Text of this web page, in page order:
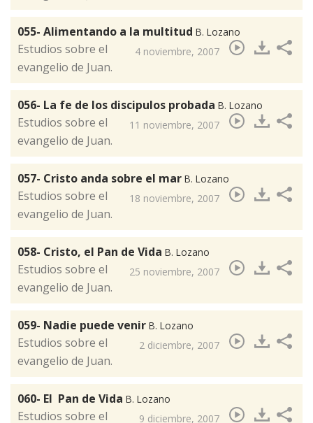
055- Alimentando a la multitud B. Lozano
4 noviembre, 2007
​Estudios sobre el
evangelio de Juan.
056- La fe de los discipulos probada B. Lozano
11 noviembre, 2007
​Estudios sobre el
evangelio de Juan.
057- Cristo anda sobre el mar B. Lozano
18 noviembre, 2007
​Estudios sobre el
evangelio de Juan.
058- Cristo, el Pan de Vida B. Lozano
25 noviembre, 2007
​Estudios sobre el
evangelio de Juan.
059- Nadie puede venir B. Lozano
2 diciembre, 2007
​Estudios sobre el
evangelio de Juan.
060- El Pan de Vida B. Lozano
9 diciembre, 2007
​Estudios sobre el